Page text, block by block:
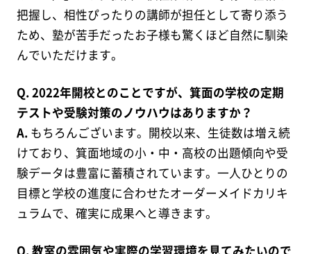
把握し、相性ぴったりの講師が担任として寄り添う
ため、塾が苦手だったお子様も驚くほど自然に馴染
んでいただけます。
Q. 2022年開校とのことですが、箕面の学校の定期
テストや受験対策のノウハウはありますか？
A.もちろんございます。開校以来、生徒数は増え続
けており、箕面地域の小・中・高校の出題傾向や受
験データは豊富に蓄積されています。一人ひとりの
目標と学校の進度に合わせたオーダーメイドカリキ
ュラムで、確実に成果へと導きます。